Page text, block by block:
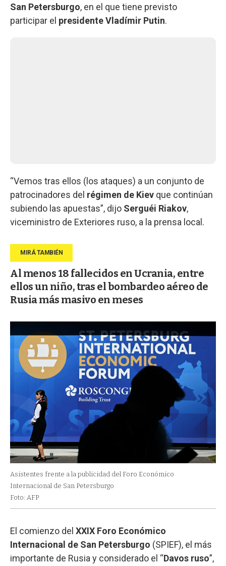
San Petersburgo, en el que tiene previsto
participar el presidente Vladímir Putin.
“Vemos tras ellos (los ataques) a un conjunto de
patrocinadores del régimen de Kiev que continúan
subiendo las apuestas”, dijo Serguéi Riakov,
viceministro de Exteriores ruso, a la prensa local.
Al menos 18 fallecidos en Ucrania, entre
ellos un niño, tras el bombardeo aéreo de
Rusia más masivo en meses
Asistentes frente a la publicidad del Foro Económico
Internacional de San Petersburgo
Foto: AFP
El comienzo del XXIX Foro Económico
Internacional de San Petersburgo (SPIEF), el más
importante de Rusia y considerado el “Davos ruso”,